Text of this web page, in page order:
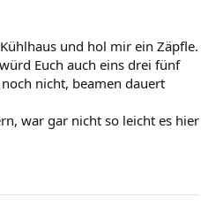
und hol mir ein Zäpfle.
Euch auch eins drei fünf
nicht, beamen dauert
war gar nicht so leicht es hier